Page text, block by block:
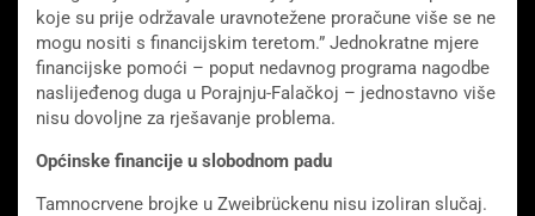
koje su prije održavale uravnotežene proračune više se ne
mogu nositi s financijskim teretom.” Jednokratne mjere
financijske pomoći – poput nedavnog programa nagodbe
naslijeđenog duga u Porajnju-Falačkoj – jednostavno više
nisu dovoljne za rješavanje problema.
Općinske financije u slobodnom padu
Tamnocrvene brojke u Zweibrückenu nisu izoliran slučaj.